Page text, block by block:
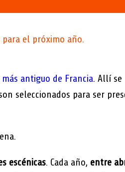
el próximo año.
antiguo de Francia. Allí se
seleccionados para ser
escénicas. Cada año, entre